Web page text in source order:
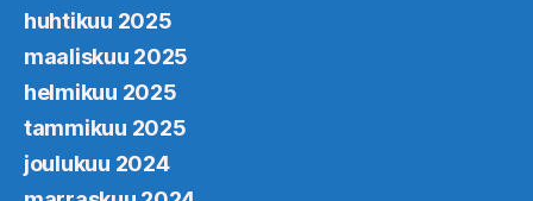
huhtikuu 2025
maaliskuu 2025
helmikuu 2025
tammikuu 2025
joulukuu 2024